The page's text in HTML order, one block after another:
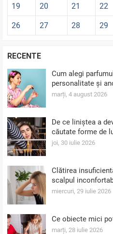
19 20 21 22
26 27 28 29
RECENTE
Cum alegi
personalitate și
marți, 4 august 2026
De ce liniștea a
căutate forme de
joi, 30 iulie 2026
Clătirea
scalpul
miercuri, 29 iulie 2026
Ce obiecte mici
marți, 28 iulie 2026